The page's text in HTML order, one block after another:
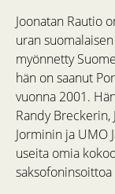
Joonatan Rautio
uran
myönnetty
hän on saanut
vuonna 2001.
Randy Breckerin,
Jorminin ja UMO
useita omia